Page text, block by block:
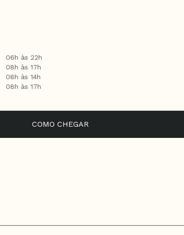
06h às 22h
08h às 17h
08h às 14h
08h às 17h
COMO CHEGAR